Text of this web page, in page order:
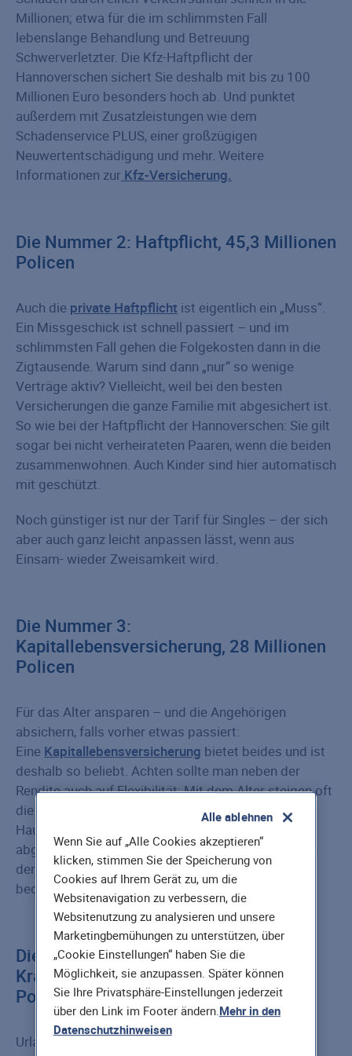
Millionen; etwa für die im schlimmsten Fall
lebenslange Behandlung und Betreuung
Schwerverletzter. Die Kfz-Haftpflicht der
Hannoverschen sichert Sie deshalb mit bis zu 100
Millionen Euro besonders hoch ab. Und punktet
außerdem mit Zusatzleistungen wie dem
Schadenservice PLUS, einer großzügigen
Neuwertentschädigung und mehr. Weitere
Informationen zur Kfz-Versicherung.
Die Nummer 2: Haftpflicht, 45,3 Millionen
Policen
Auch die private Haftpflicht ist eigentlich ein „Muss“.
Ein Missgeschick ist schnell passiert – und im
schlimmsten Fall gehen die Folgekosten dann in die
Zigtausende. Warum sind dann „nur“ so wenige
Verträge aktiv? Vielleicht, weil bei den besten
Versicherungen die ganze Familie mit abgesichert ist.
So wie bei der Haftpflicht der Hannoverschen: Sie gilt
sogar bei nicht verheirateten Paaren, wenn die beiden
zusammenwohnen. Auch Kinder sind hier automatisch
mit geschützt.
Noch günstiger ist nur der Tarif für Singles – der sich
aber auch ganz leicht anpassen lässt, wenn aus
Einsam- wieder Zweisamkeit wird.
Die Nummer 3:
Kapitallebensversicherung, 28 Millionen
Policen
Für das Alter ansparen – und die Angehörigen
absichern, falls vorher etwas passiert:
Eine Kapitallebens­versicherung bietet beides und ist
deshalb so beliebt. Achten sollte man neben der
Rendite auch auf Flexibilität: Mit dem Alter steigen oft
die finanziellen Verpflichtungen, etwa durch einen
Hausbau. Damit die Familie im Fall der Fälle
abgesichert ist, lässt sich bei den besten Anbietern
der Schutz auch ohne weitere Gesundheitsprüfung
bequem erhöhen.
Die Nummer 4: Auslands-
Krankenversicherung, 26 Millionen
Policen
Urlaubszeit = Risikozeit: Wem im Ausland etwas
Wenn Sie auf „Alle Cookies akzeptieren“
klicken, stimmen Sie der Speicherung von
Cookies auf Ihrem Gerät zu, um die
Websitenavigation zu verbessern, die
Websitenutzung zu analysieren und unsere
Marketingbemühungen zu unterstützen, über
„Cookie Einstellungen“ haben Sie die
Möglichkeit, sie anzupassen. Später können
Sie Ihre Privatsphäre-Einstellungen jederzeit
über den Link im Footer ändern. Mehr in den
Datenschutzhinweisen
Alle ablehnen